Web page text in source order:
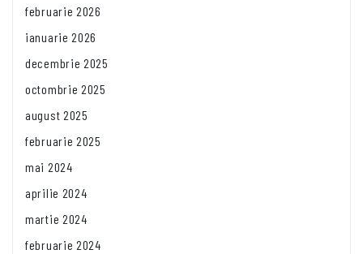
februarie 2026
ianuarie 2026
decembrie 2025
octombrie 2025
august 2025
februarie 2025
mai 2024
aprilie 2024
martie 2024
februarie 2024